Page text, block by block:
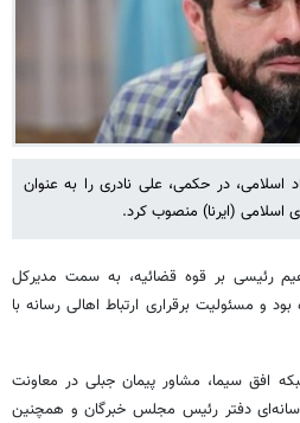
در حکمی، علی نادری را به عنوان
اسلامی (ایرنا) منصوب کرد.
رئیسی بر قوه قضائیه، به سمت مدیرکل
و مسئولیت برقراری ارتباط اهالی رسانه با
افق سیما، مشاور پیمان جبلی در معاونت
دفتر رئیس مجلس خبرگان و همچنین